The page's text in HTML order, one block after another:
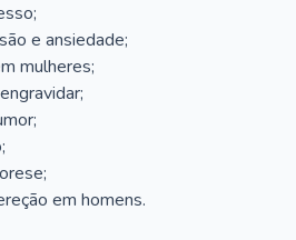
e ansiedade;
mulheres;
em homens.